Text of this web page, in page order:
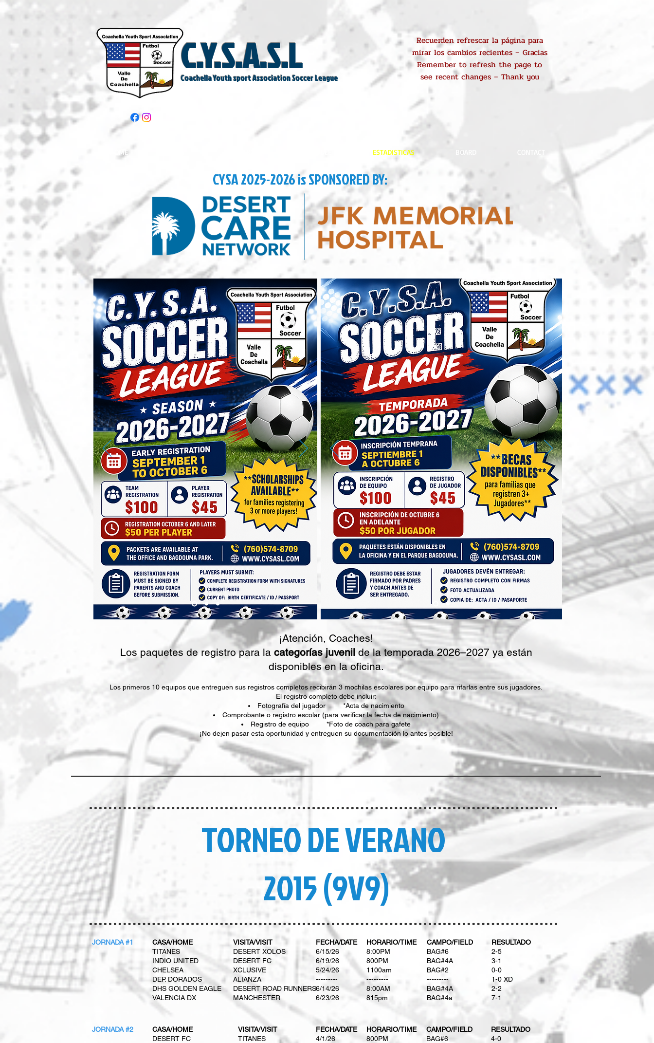
C.Y.S.A.S.L
Coachella Youth sport Association Soccer League
Recuerden refrescar la página para
mirar los cambios recientes – Gracias
Remember to refresh the page to
see recent changes – Thank you
HOME ESTADISTICAS BOARD
CYSA 2025-2026 is SPONSORED BY:
¡Atención, Coaches!
Los paquetes de registro para la categorías juvenilde la temporada 2026–2027 ya están
disponibles en la oficina.
Los primeros 10 equipos que entreguen sus registros completos recibirán 3 mochilas escolares por equipo para rifarlas entre sus jugadores.
El registro completo debe incluir:
Fotografía del jugador *Acta de nacimiento
Comprobante o registro escolar (para verificar la fecha de nacimiento)
Registro de equipo *Foto de coach para gafete
¡No dejen pasar esta oportunidad y entreguen su documentación lo antes posible!
TORNEO DE VERANO
(9V9) 2015
JORNADA #1
CASA/HOME
TITANES
INDIO UNITED
CHELSEA
DEP. DORADOS
DHS GOLDEN EAGLE
VALENCIA DX
VISITA/VISIT
DESERT XOLOS
DESERT FC
XCLUSIVE
ALIANZA
DESERT ROAD RUNNERS
MANCHESTER
FECHA/DATE
6/15/26
6/19/26
​5/24/26
---------
6/14/26
6/23/26
HORARIO/TIME
8:00PM
800PM
​1100am
---------
8:00AM
815pm
CAMPO/FIELD
BAG#6
BAG#4A
BAG#2
---------
BAG#4A
BAG#4a
RESULTADO
2-5
3-1
0-0
1-0 XD
2-2
7-1
JORNADA #2
CASA/HOME
DESERT FC
VISITA/VISIT
TITANES
FECHA/DATE
​4/1/26
HORARIO/TIME
​800PM
CAMPO/FIELD
BAG#6
RESULTADO
​4-0